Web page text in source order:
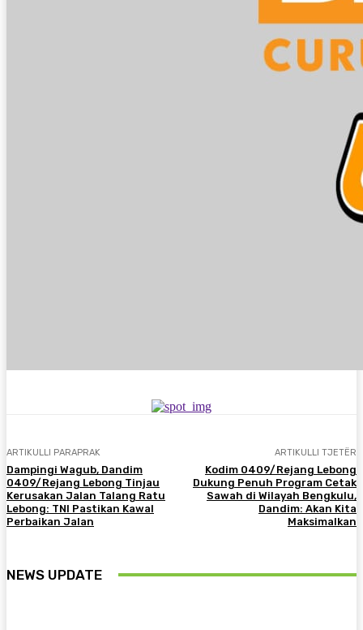
ARTIKULLI PARAPRAK
Dampingi Wagub, Dandim
0409/Rejang Lebong Tinjau
Kerusakan Jalan Talang Ratu
Lebong: TNI Pastikan Kawal
Perbaikan Jalan
ARTIKULLI TJETËR
Kodim 0409/Rejang Lebong
Dukung Penuh Program Cetak
Sawah di Wilayah Bengkulu,
Dandim: Akan Kita
Maksimalkan
NEWS UPDATE